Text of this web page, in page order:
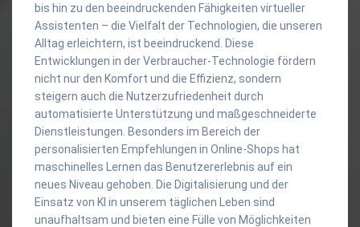
bis hin zu den beeindruckenden Fähigkeiten virtueller
Assistenten – die Vielfalt der Technologien, die unseren
Alltag erleichtern, ist beeindruckend. Diese
Entwicklungen in der Verbraucher-Technologie fördern
nicht nur den Komfort und die Effizienz, sondern
steigern auch die Nutzerzufriedenheit durch
automatisierte Unterstützung und maßgeschneiderte
Dienstleistungen. Besonders im Bereich der
personalisierten Empfehlungen in Online-Shops hat
maschinelles Lernen das Benutzererlebnis auf ein
neues Niveau gehoben. Die Digitalisierung und der
Einsatz von KI in unserem täglichen Leben sind
unaufhaltsam und bieten eine Fülle von Möglichkeiten